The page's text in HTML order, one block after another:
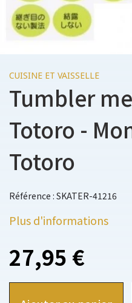
CUISINE ET VAISSELLE
Tumbler
Totoro -
Totoro
Référence : SKATER-41216
Plus d'informations
27,95 €